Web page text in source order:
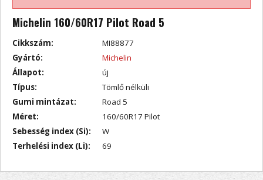
Michelin 160/60R17 Pilot Road 5
Cikkszám:
MI88877
Gyártó:
Michelin
Állapot:
új
Típus:
Tömlő nélküli
Gumi mintázat:
Road 5
Méret:
160/60R17 Pilot
Sebesség index (Si):
W
Terhelési index (Li):
69